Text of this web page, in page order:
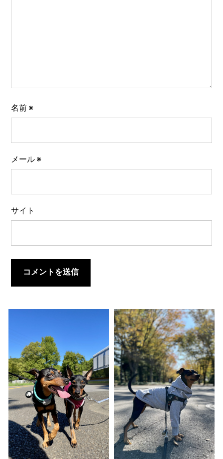
名前 ※
メール ※
サイト